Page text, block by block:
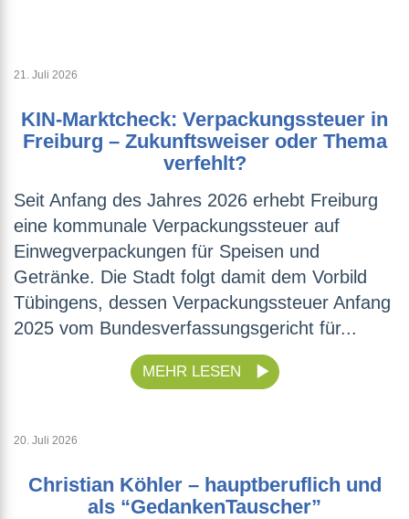
21. Juli 2026
KIN-Marktcheck: Verpackungssteuer in
Freiburg – Zukunftsweiser oder Thema
verfehlt?
Seit Anfang des Jahres 2026 erhebt Freiburg
eine kommunale Verpackungssteuer auf
Einwegverpackungen für Speisen und
Getränke. Die Stadt folgt damit dem Vorbild
Tübingens, dessen Verpackungssteuer Anfang
2025 vom Bundesverfassungsgericht für...
MEHR LESEN
20. Juli 2026
Christian Köhler – hauptberuflich und
als “GedankenTauscher”